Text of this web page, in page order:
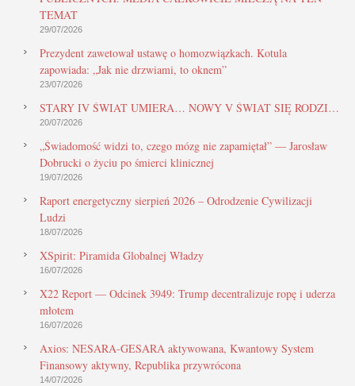
TEMAT
29/07/2026
Prezydent zawetował ustawę o homozwiązkach. Kotula
zapowiada: „Jak nie drzwiami, to oknem”
23/07/2026
STARY IV ŚWIAT UMIERA… NOWY V ŚWIAT SIĘ RODZI…
20/07/2026
„Świadomość widzi to, czego mózg nie zapamiętał” — Jarosław
Dobrucki o życiu po śmierci klinicznej
19/07/2026
Raport energetyczny sierpień 2026 – Odrodzenie Cywilizacji
Ludzi
18/07/2026
XSpirit: Piramida Globalnej Władzy
16/07/2026
X22 Report — Odcinek 3949: Trump decentralizuje ropę i uderza
młotem
16/07/2026
Axios: NESARA-GESARA aktywowana, Kwantowy System
Finansowy aktywny, Republika przywrócona
14/07/2026